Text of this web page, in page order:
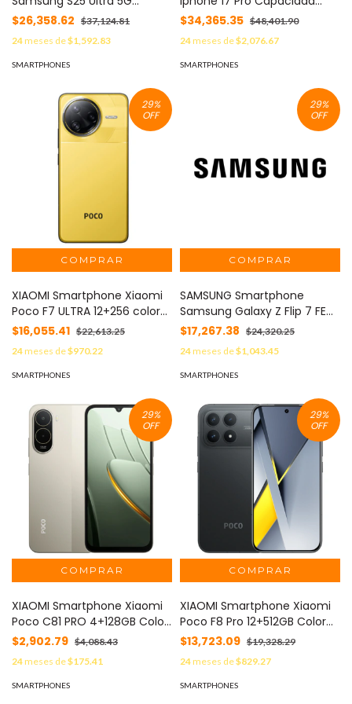
12+512GB Importado Color
Blanco MOD: SAM-S25ULTRA-
12+512-BLANCO-DS
$26,358.62 $37,124.81
24meses de$1,592.83
SMARTPHONES
256GB Color Azul MOD:
IPHONE-17 PRO-256-AZUL
$34,365.35 $48,401.90
24meses de$2,076.67
SMARTPHONES
29%
OFF
XIAOMI Smartphone Xiaomi
Poco F7 ULTRA 12+256 color
Amarillo MOD: POCO
F7ULTRA-12+256-AMARILLO
$16,055.41 $22,613.25
24meses de$970.22
SMARTPHONES
29%
OFF
SAMSUNG Smartphone
Samsung Galaxy Z Flip 7 FE
8+256GB 5G Importado color
Negro MOD: SAM-ZFLIP 7 FE-
8+256-NEGRO DS
$17,267.38 $24,320.25
24meses de$1,043.45
SMARTPHONES
29%
OFF
XIAOMI Smartphone Xiaomi
Poco C81 PRO 4+128GB Color
Dorado MOD: 75868
$2,902.79 $4,088.43
24meses de$175.41
SMARTPHONES
29%
OFF
XIAOMI Smartphone Xiaomi
Poco F8 Pro 12+512GB Color
Negro MOD: POCO F8 PRO-
12+512-NEGRO
$13,723.09 $19,328.29
24meses de$829.27
SMARTPHONES